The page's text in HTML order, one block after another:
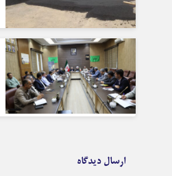
ارسال دیدگاه